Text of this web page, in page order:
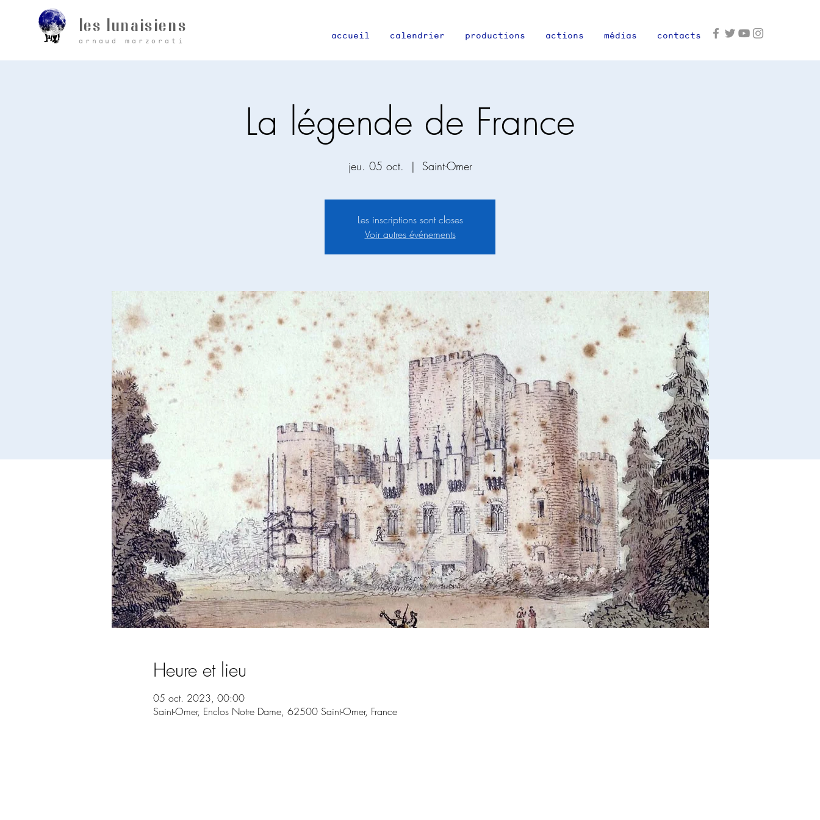
les lunaisiens accueil calendrier productions actions médias contacts
arnaud marzorati
La légende de France
jeu. 05 oct.
  |
Saint-Omer
Les inscriptions sont closes
Voir autres événements
Heure et lieu
05 oct. 2023, 00:00
Saint-Omer, Enclos Notre Dame, 62500 Saint-Omer, France